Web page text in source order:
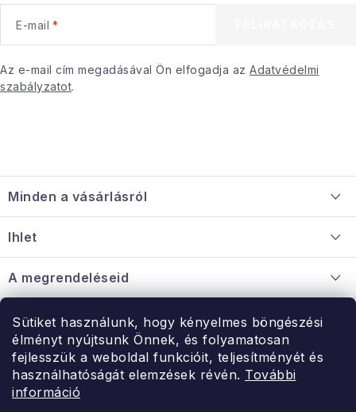
Sütiket használunk, hogy kényelmes böngészési
élményt nyújtsunk Önnek, és folyamatosan
fejlesszük a weboldal funkcióit, teljesítményét és
használhatóságát elemzések révén. További
információ
E-mail
Az e-mail cím megadásával Ön elfogadja az Adatvédelmi
szabályzatot.
á
b
é
c
Minden a vásárlásról
Információ a mellékletről
Nagykereskedelmi együttműködés
Ihlet
A megrendeléseid
Érintkezés
Rendelésem
Érintkezés
Hé-Pé: 9:00-15:00
uzlet@modernvasarlas.hu